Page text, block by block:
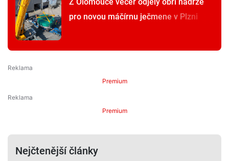
pro novou máčírnu ječmene v Plzni
Premium
Premium
Nejčtenější články